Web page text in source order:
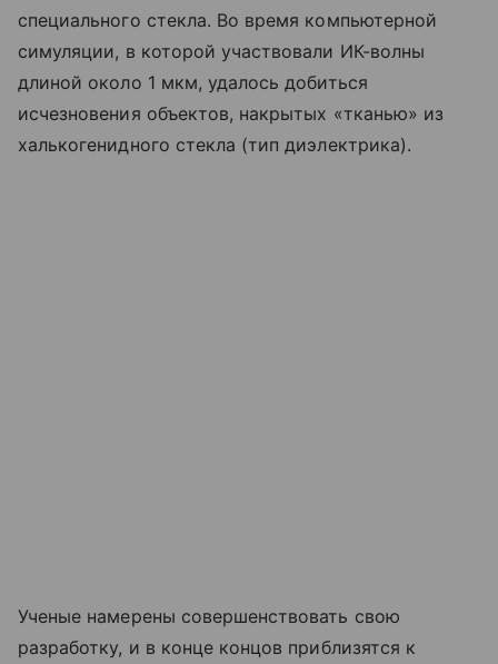
специального стекла. Во время компьютерной
симуляции, в которой участвовали ИК-волны
длиной около 1 мкм, удалось добиться
исчезновения объектов, накрытых «тканью» из
халькогенидного стекла (тип диэлектрика).
Ученые намерены совершенствовать свою
разработку, и в конце концов приблизятся к